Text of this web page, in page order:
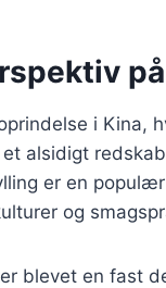
i Kina,
et alsidigt
er en
og
blevet en fast